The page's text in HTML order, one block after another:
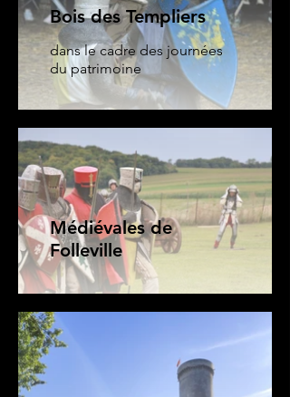
Bois des Templiers
dans le cadre des journées
du patrimoine
Médiévales de
Folleville